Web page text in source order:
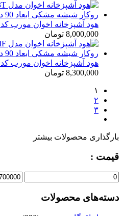
هود آشپزخانه اخوان مورب کد H63T
8,000,000 تومان
هود آشپزخانه اخوان مورب کد H63MF
8,300,000 تومان
۱
۲
۳
بارگذاری محصولات بیشتر
قیمت :
حداقل
حداکثر
دسته‌های محصولات